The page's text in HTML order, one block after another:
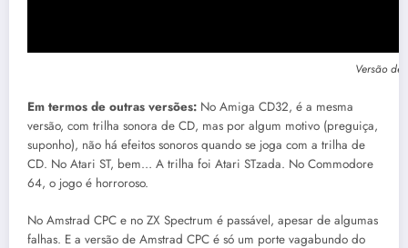
Versão de
Em termos de outras versões: No Amiga CD32, é a mesma
versão, com trilha sonora de CD, mas por algum motivo (preguiça,
suponho), não há efeitos sonoros quando se joga com a trilha de
CD. No Atari ST, bem… A trilha foi Atari STzada. No Commodore
64, o jogo é horroroso.
No Amstrad CPC e no ZX Spectrum é passável, apesar de algumas
falhas. E a versão de Amstrad CPC é só um porte vagabundo do